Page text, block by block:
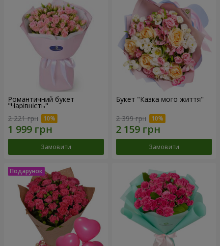
Романтичний букет
"Чарівність"
2 221 грн
Замовити
Букет "Казка мого життя"
2 399 грн
Замовити